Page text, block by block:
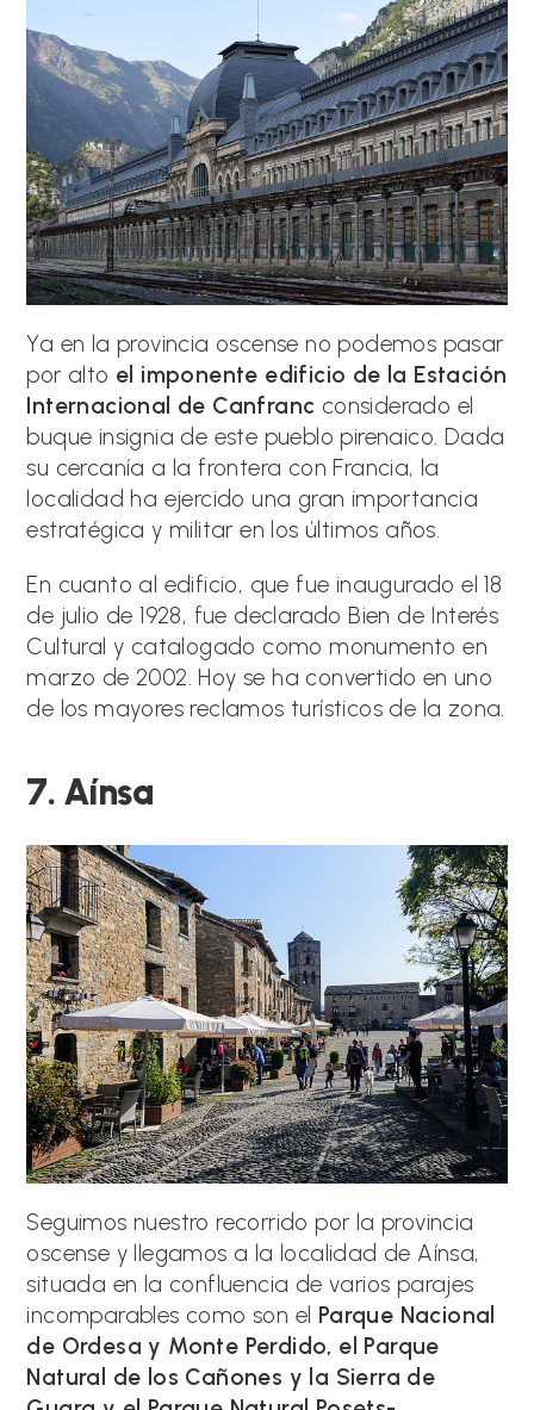
Ya en la provincia oscense no podemos pasar
por alto el imponente edificio de la Estación
Internacional de Canfranc considerado el
buque insignia de este pueblo pirenaico. Dada
su cercanía a la frontera con Francia, la
localidad ha ejercido una gran importancia
estratégica y militar en los últimos años.
En cuanto al edificio, que fue inaugurado el 18
de julio de 1928, fue declarado Bien de Interés
Cultural y catalogado como monumento en
marzo de 2002. Hoy se ha convertido en uno
de los mayores reclamos turísticos de la zona.
7. Aínsa
Seguimos nuestro recorrido por la provincia
oscense y llegamos a la localidad de Aínsa,
situada en la confluencia de varios parajes
incomparables como son el Parque Nacional
de Ordesa y Monte Perdido, el Parque
Natural de los Cañones y la Sierra de